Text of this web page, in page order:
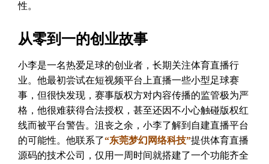
性。
从零到一的创业故事
小李是一名热爱足球的创业者，长期关注体育直播行
业。他最初尝试在短视频平台上直播一些小型足球赛
事，但很快发现，赛事版权方对内容传播的监管极为严
格，他很难获得合法授权，甚至还因不小心触碰版权红
线而被平台警告。沮丧之余，小李了解到自建直播平台
的可能性。他联系了“东莞梦幻网络科技”提供体育直播
源码的技术公司，仅用一周时间就搭建了一个功能齐全